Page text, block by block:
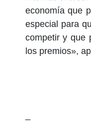
economía que
especial para
competir y que
los premios»,